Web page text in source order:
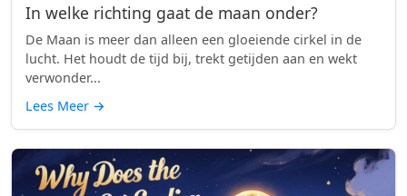
In welke richting gaat de maan onder?
De Maan is meer dan alleen een gloeiende cirkel in de
lucht. Het houdt de tijd bij, trekt getijden aan en wekt
verwonder...
Lees Meer →